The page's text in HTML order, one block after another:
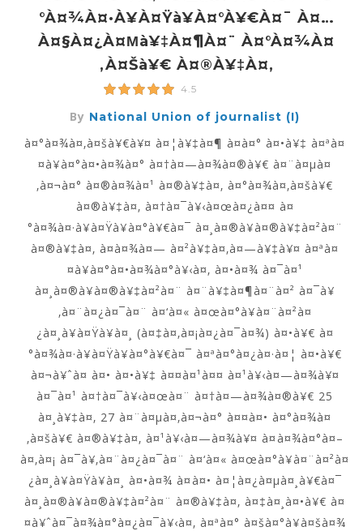
°à¤¾à¤·à¥à¤Ÿà¥à¤°à¥€à¤¯ À¤…
À¤§à¤¿à¤µà¥‡à¤¶à¤¨ À¤°à¤¾à¤
‚à¤šà¥€ À¤®à¥‡à¤‚
4.5
By National Union of journalist (I)
à¤°à¤¾à¤‚à¤šà¥€à¥¤ à¤¦à¥‡à¤¶ à¤­à¤° à¤•à¥‡ à¤ªà¤
¤à¥à¤°à¤•à¤¾à¤° à¤†à¤—à¤¾à¤®à¥€ à¤¨à¤µà¤
‚à¤¬à¤° à¤®à¤¾à¤¹ à¤®à¥‡à¤‚ à¤°à¤¾à¤‚à¤šà¥€
à¤®à¥‡à¤‚ à¤†à¤¯à¥‹à¤œà¤¿à¤¤ à¤
°à¤¾à¤·à¥à¤Ÿà¥à¤°à¥€à¤¯ à¤¸à¤®à¥à¤®à¥‡à¤²à¤¨
à¤®à¥‡à¤‚ à¤­à¤¾à¤— à¤²à¥‡à¤‚à¤—à¥‡à¥¤ à¤ªà¤
¤à¥à¤°à¤•à¤¾à¤°à¥‹à¤‚ à¤•à¤¾ à¤¯à¤¹
à¤¸à¤®à¥à¤®à¥‡à¤²à¤¨ à¤¨à¥‡à¤¶à¤¨à¤² à¤¯à¥
‚à¤¨à¤¿à¤¯à¤¨ à¤‘à¤« à¤œà¤°à¥à¤¨à¤²à¤
¿à¤¸à¥à¤Ÿà¥à¤¸ (à¤‡à¤‚à¤¡à¤¿à¤¯à¤¾) à¤•à¥€ à¤
°à¤¾à¤·à¥à¤Ÿà¥à¤°à¥€à¤¯ à¤ªà¤°à¤¿à¤·à¤¦ à¤•à¥€
à¤¬à¥ˆà¤ à¤• à¤•à¥‡ à¤¤à¤¹à¤¤ à¤¹à¥‹à¤—à¤¾à¥¤
à¤¯à¤¹ à¤†à¤¯à¥‹à¤œà¤¨ à¤†à¤—à¤¾à¤®à¥€ 25
à¤¸à¥‡à¤‚ 27 à¤¨à¤µà¤‚à¤¬à¤° à¤¤à¤• à¤°à¤¾à¤
‚à¤šà¥€ à¤®à¥‡à¤‚ à¤¹à¥‹à¤—à¤¾à¥¤ à¤à¤¾à¤°à¤–
à¤‚à¤¡ à¤¯à¥‚à¤¨à¤¿à¤¯à¤¨ à¤‘à¤« à¤œà¤°à¥à¤¨à¤²à¤
¿à¤¸à¥à¤Ÿà¥à¤¸ à¤•à¤¾ à¤à¤• à¤¦à¤¿à¤µà¤¸à¥€à¤¯
à¤¸à¤®à¥à¤®à¥‡à¤²à¤¨ à¤®à¥‡à¤‚ à¤‡à¤¸à¤•à¥€ à¤
¤à¥ˆà¤¯à¤¾à¤°à¤¿à¤¯à¥‹à¤‚ à¤ªà¤° à¤šà¤°à¥à¤šà¤¾